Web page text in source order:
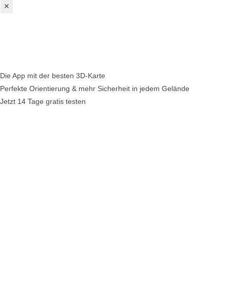
✕
Die App mit der besten 3D-Karte
Perfekte Orientierung & mehr Sicherheit in jedem Gelände
Jetzt 14 Tage gratis testen